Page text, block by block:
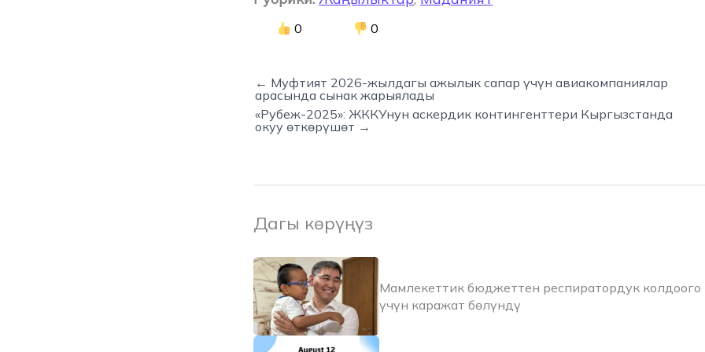
0 0
← Муфтият 2026-жылдагы ажылык сапар үчүн авиакомпаниялар
арасында сынак жарыялады
«Рубеж-2025»: ЖККУнун аскердик контингенттери Кыргызстанда
окуу өткөрүшөт →
Дагы көрүңүз
Мамлекеттик бюджеттен респиратордук
үчүн каражат бөлүндү